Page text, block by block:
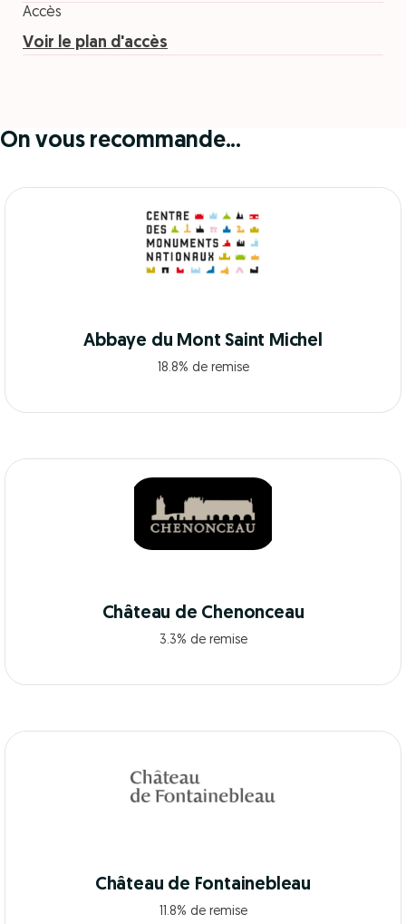
Accès
Voir le plan d'accès
On vous recommande...
Abbaye du Mont Saint Michel
18.8% de remise
Château de Chenonceau
3.3% de remise
Château de Fontainebleau
11.8% de remise